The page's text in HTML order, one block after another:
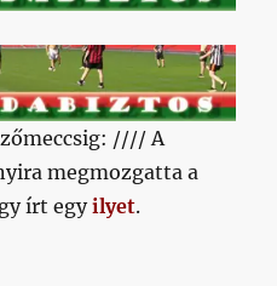
//// A
megmozgatta a
írt egyilyet.